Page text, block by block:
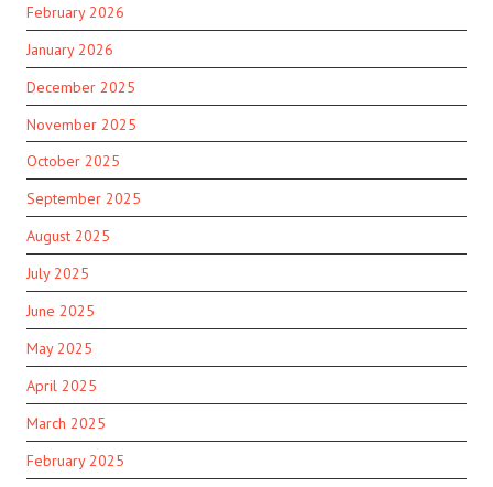
February 2026
January 2026
December 2025
November 2025
October 2025
September 2025
August 2025
July 2025
June 2025
May 2025
April 2025
March 2025
February 2025